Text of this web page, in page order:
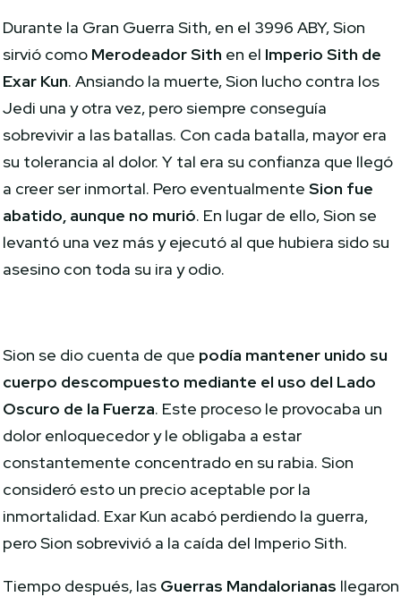
Durante la Gran Guerra Sith, en el 3996 ABY, Sion
sirvió como Merodeador Sith en el Imperio Sith de
Exar Kun. Ansiando la muerte, Sion lucho contra los
Jedi una y otra vez, pero siempre conseguía
sobrevivir a las batallas. Con cada batalla, mayor era
su tolerancia al dolor. Y tal era su confianza que llegó
a creer ser inmortal. Pero eventualmenteSion fue
abatido, aunque no murió. En lugar de ello, Sion se
levantó una vez más y ejecutó al que hubiera sido su
asesino con toda su ira y odio.
Sion se dio cuenta de que podía mantener unido su
cuerpo descompuesto mediante el uso del Lado
Oscuro de la Fuerza. Este proceso le provocaba un
dolor enloquecedor y le obligaba a estar
constantemente concentrado en su rabia. Sion
consideró esto un precio aceptable por la
inmortalidad. Exar Kun acabó perdiendo la guerra,
pero Sion sobrevivió a la caída del Imperio Sith.
Tiempo después, las Guerras Mandalorianas llegaron